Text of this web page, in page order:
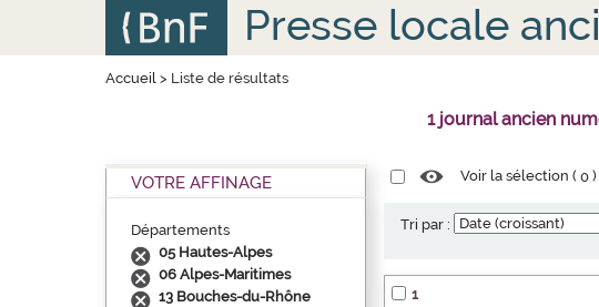
Presse locale
Accueil> Liste de résultats
1 journal ancien
VOTRE AFFINAGE
Départements
05 Hautes-Alpes
06 Alpes-Maritimes
13 Bouches-du-Rhône
Voir la sélection (0 )
Tri par :
1
Panneau de gestion des cookies